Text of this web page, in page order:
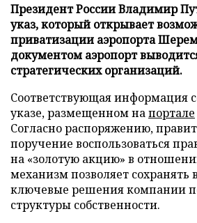
Президент России Владимир
указ, который открывает
приватизации аэропорта
документом аэропорт
стратегических организаций.
Соответствующая информация
указе, размещенном напортале
Согласно распоряжению,
поручение воспользоваться
на «золотую акцию» в
механизм позволяет сохранять
ключевые решения компании
структуры собственности.